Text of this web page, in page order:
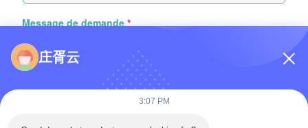
Message de demande *
庄胥云
3:07 PM